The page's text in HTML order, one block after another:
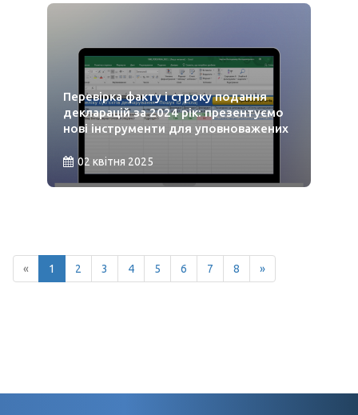
Перевірка факту і строку подання
декларацій за 2024 рік: презентуємо
нові інструменти для уповноважених
02 квітня 2025
« 1 2 3 4 5 6 7 8 »